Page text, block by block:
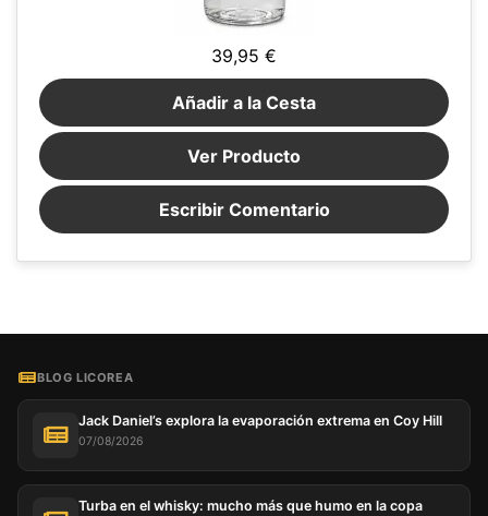
39,95 €
Añadir a la Cesta
Ver Producto
Escribir Comentario
BLOG LICOREA
Jack Daniel’s explora la evaporación extrema en Coy Hill
07/08/2026
Turba en el whisky: mucho más que humo en la copa